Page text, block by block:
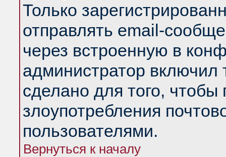
Только
отправлять email-
через встроенную в
администратор
сделано для того, чтобы
злоупотребления
пользователями.
Вернуться к началу